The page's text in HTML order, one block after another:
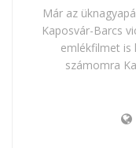
Már az
Kaposvár-Barcs
emlékfilmet is
számomra